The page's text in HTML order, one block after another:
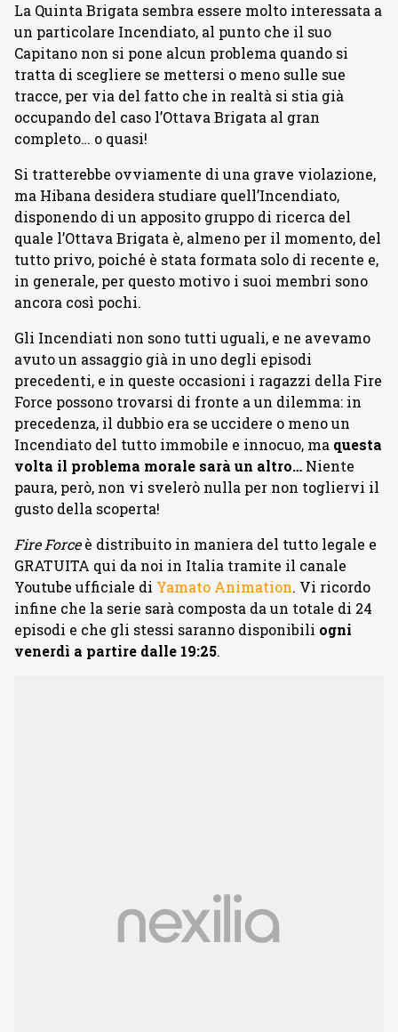
La Quinta Brigata sembra essere molto interessata a
un particolare Incendiato, al punto che il suo
Capitano non si pone alcun problema quando si
tratta di scegliere se mettersi o meno sulle sue
tracce, per via del fatto che in realtà si stia già
occupando del caso l’Ottava Brigata al gran
completo… o quasi!
Si tratterebbe ovviamente di una grave violazione,
ma Hibana desidera studiare quell’Incendiato,
disponendo di un apposito gruppo di ricerca del
quale l’Ottava Brigata è, almeno per il momento, del
tutto privo, poiché è stata formata solo di recente e,
in generale, per questo motivo i suoi membri sono
ancora così pochi.
Gli Incendiati non sono tutti uguali, e ne avevamo
avuto un assaggio già in uno degli episodi
precedenti, e in queste occasioni i ragazzi della Fire
Force possono trovarsi di fronte a un dilemma: in
precedenza, il dubbio era se uccidere o meno un
Incendiato del tutto immobile e innocuo, ma questa
volta il problema morale sarà un altro… Niente
paura, però, non vi svelerò nulla per non togliervi il
gusto della scoperta!
Fire Forceè distribuito in maniera del tutto legale e
GRATUITA qui da noi in Italia tramite il canale
Youtube ufficiale di Yamato Animation. Vi ricordo
infine che la serie sarà composta da un totale di 24
episodi e che gli stessi saranno disponibili ogni
venerdì a partire dalle 19:25.